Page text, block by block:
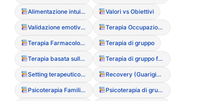
Alimentazione intuitiva (Intuitive Eating) Valori vs Obiettivi
Validazione emotiva (tecnica di) Terapia Occupazionale
Terapia Farmacologica Terapia di gruppo
Terapia basata sulla compassione (CFT) Terapia di gruppo focalizzata sul corpo
Setting terapeutico (definizione e confini) Recovery (Guarigione come processo multidimensionale)
Psicoterapia Familiare Sistemica Psicoterapia di gruppo